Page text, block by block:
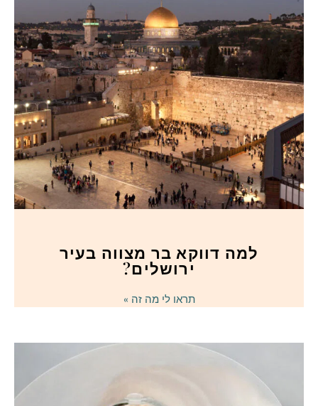
למה דווקא בר מצווה בעיר
ירושלים?
תראו לי מה זה »